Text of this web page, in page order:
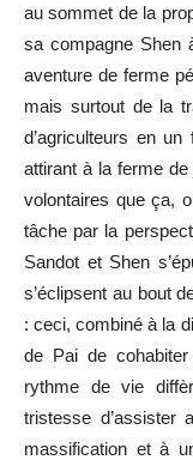
au sommet de la
sa compagne Shen
aventure de ferme
mais surtout de la
d’agriculteurs en
attirant à la ferme
volontaires que ça,
tâche par la
Sandot et Shen
s’éclipsent au bout
: ceci, combiné à la
de Pai de
rythme de vie
tristesse
massification et à